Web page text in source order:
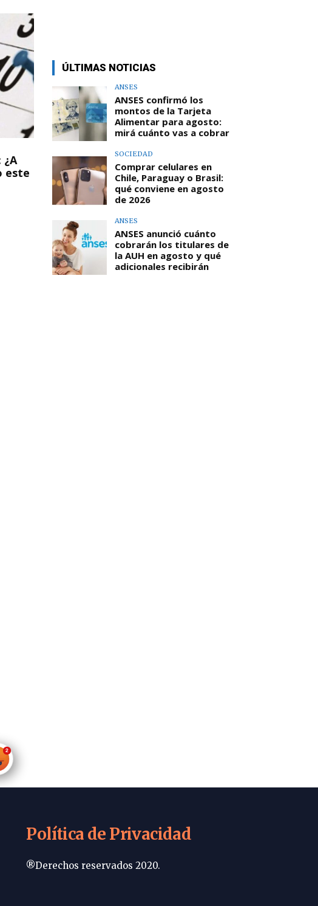
este
ÚLTIMAS NOTICIAS
ANSES
ANSES confirmó los
montos de la Tarjeta
Alimentar para agosto:
mirá cuánto vas a cobrar
SOCIEDAD
Comprar celulares en
Chile, Paraguay o Brasil:
qué conviene en agosto
de 2026
ANSES
ANSES anunció cuánto
cobrarán los titulares de
la AUH en agosto y qué
adicionales recibirán
Política de Privacidad
®Derechos reservados 2020.